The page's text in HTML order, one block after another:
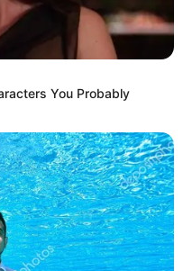
Ώρες αγωνίας
στο
You Probably